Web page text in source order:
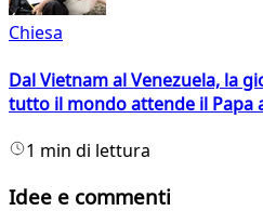
Chiesa
Dal Vietnam al Venezuela, la
tutto il mondo attende il Papa
1 min di lettura
Idee e commenti